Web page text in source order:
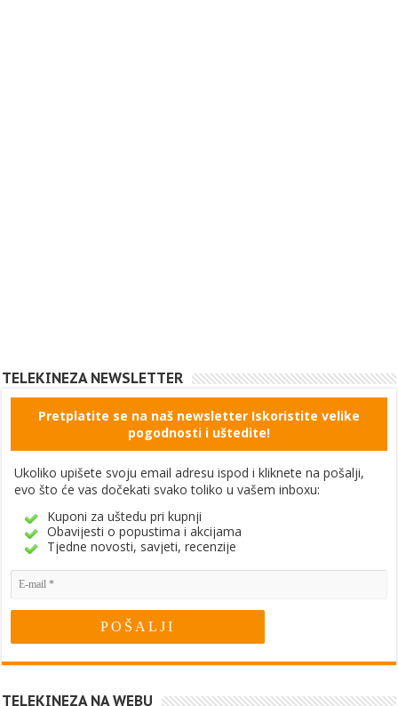
TELEKINEZA NEWSLETTER
Pretplatite se na naš newsletter Iskoristite velike
pogodnosti i uštedite!
Ukoliko upišete svoju email adresu ispod i kliknete na pošalji,
evo što će vas dočekati svako toliko u vašem inboxu:
Kuponi za uštedu pri kupnji
Obavijesti o popustima i akcijama
Tjedne novosti, savjeti, recenzije
TELEKINEZA NA WEBU